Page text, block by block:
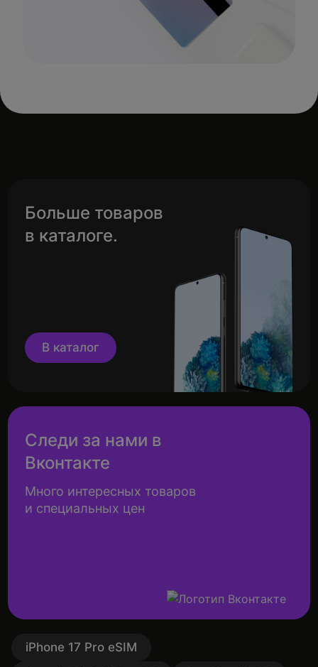
Больше товаров
в каталоге.
В каталог
Следи за нами в
Вконтакте
Много интересных товаров
и специальных цен
iPhone 17 Pro eSIM